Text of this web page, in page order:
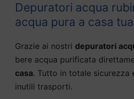
Depuratori acqua
acqua pura a casa tua
Grazie ai nostri depuratori
bere acqua purificata
casa. Tutto in totale sicurezza
inutili trasporti.